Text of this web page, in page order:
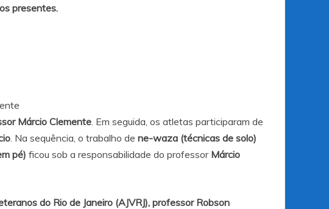
presentes.
Márcio Clemente. Em seguida, os atletas participaram de
. Na sequência, o trabalho de ne-waza (técnicas de solo)
pé) ficou sob a responsabilidade do professor Márcio
do Rio de Janeiro (AJVRJ), professor Robson